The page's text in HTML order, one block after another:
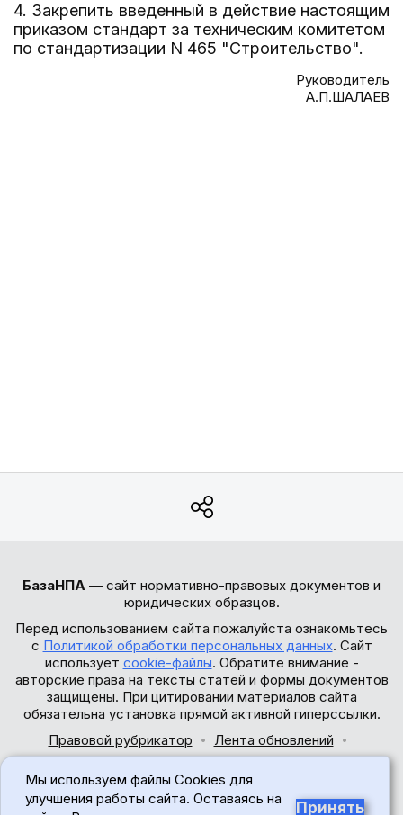
4. Закрепить введенный в действие настоящим
приказом стандарт за техническим комитетом
по стандартизации N 465 "Строительство".
Руководитель
А.П.ШАЛАЕВ
БазаНПА — сайт нормативно-правовых документов и
юридических образцов.
Перед использованием сайта пожалуйста ознакомьтесь
с Политикой обработки персональных данных. Сайт
использует cookie-файлы. Обратите внимание -
авторские права на тексты статей и формы документов
защищены. При цитировании материалов сайта
обязательна установка прямой активной гиперссылки.
Правовой рубрикатор
Лента обновлений
© 2017-2026
Мы используем файлы Cookies для
улучшения работы сайта. Оставаясь на
Принять